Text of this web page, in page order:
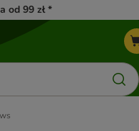
od 99 zł *